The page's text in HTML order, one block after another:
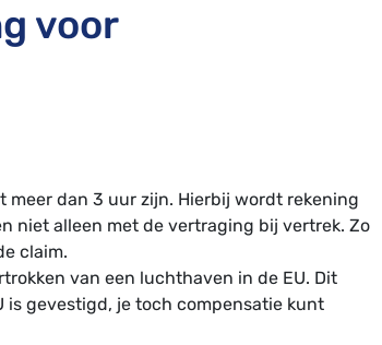
voor
dan 3 uur zijn. Hierbij wordt rekening
niet alleen met de vertraging bij vertrek. Zo
claim.
van een luchthaven in de EU. Dit
gevestigd, je toch compensatie kunt